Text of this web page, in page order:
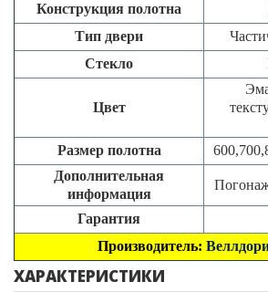
Конструкция полотна
Тип двери
Стекло
Цвет
Размер полотна
Дополнительная
информация
Гарантия
Производитель:
ХАРАКТЕРИСТИКИ